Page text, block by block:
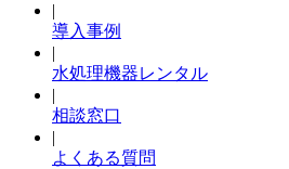
|
導入事例
|
水処理機器レンタル
|
相談窓口
|
よくある質問